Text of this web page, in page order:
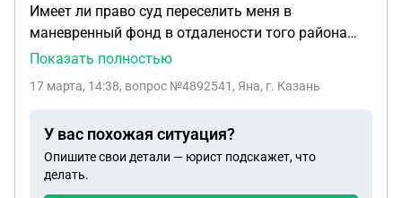
Имеет ли право суд переселить меня в
маневренный фонд в отдалености того района
где место проживания. ЕСЛИ БЫЛО УКАЗАННО
,РАБОТА ,САД И ШКОЛА ОЧЕНЬ ДАЛЕКО И
ФОНДА...И ТРАТЫ НА ПРОЕЗД ДОСТАВЯТ ПО
СЕМЬЕ УБЫТКОМ БОЛЬШИМ
Показать полностью
17 марта, 14:38, вопрос №4892541, Яна, г. Казань
У вас похожая ситуация?
Опишите свои детали — юрист подскажет, что
делать.